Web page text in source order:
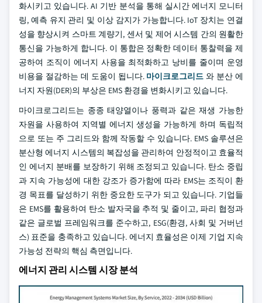
화시키고 있습니다. AI 기반 분석을 통해 실시간 에너지 모니터
링, 예측 유지 관리 및 이상 감지가 가능합니다. IoT 장치는 연결
성을 향상시켜 스마트 계량기, 센서 및 제어 시스템 간의 원활한
통신을 가능하게 합니다. 이 통합은 정확한 데이터 통찰력을 제
공하여 조직이 에너지 사용을 최적화하고 낭비를 줄이며 운영
비용을 절감하는 데 도움이 됩니다. 마이크로그리드 와 분산 에
너지 자원(DER)의 부상은 EMS 환경을 변화시키고 있습니다.
마이크로그리드는 종종 태양열이나 풍력과 같은 재생 가능한
자원을 사용하여 지역별 에너지 생성을 가능하게 하며 독립적
으로 또는 주 그리드와 함께 작동할 수 있습니다. EMS 솔루션은
분산형 에너지 시스템의 복잡성을 관리하여 안정적이고 효율적
인 에너지 분배를 보장하기 위해 조정되고 있습니다. 탄소 중립
과 지속 가능성에 대한 강조가 증가함에 따라 EMS는 조직이 환
경 목표를 달성하기 위한 중요한 도구가 되고 있습니다. 기업들
은 EMS를 활용하여 탄소 발자국을 추적 및 줄이고, 파리 협정과
같은 글로벌 프레임워크를 준수하고, ESG(환경, 사회 및 거버넌
스) 표준을 충족하고 있습니다. 에너지 효율성은 이제 기업 지속
가능성 전략의 핵심 측면입니다.
에너지 관리 시스템 시장 분석